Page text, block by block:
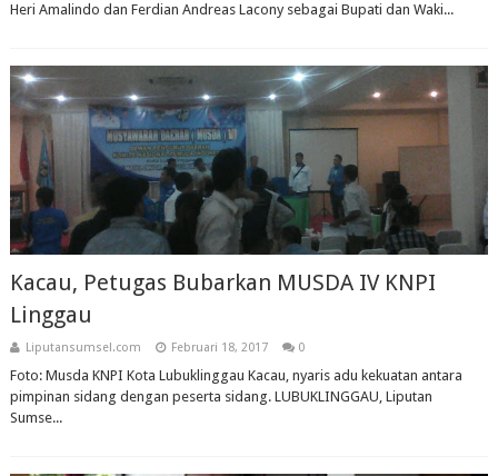
Heri Amalindo dan Ferdian Andreas Lacony sebagai Bupati dan Waki...
Kacau, Petugas Bubarkan MUSDA IV KNPI
Linggau
Liputansumsel.com Februari 18, 2017 0
Foto: Musda KNPI Kota Lubuklinggau Kacau, nyaris adu kekuatan antara
pimpinan sidang dengan peserta sidang. LUBUKLINGGAU, Liputan
Sumse...